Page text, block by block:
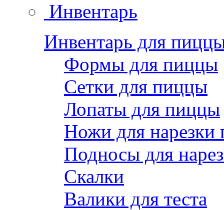
Инвентарь
Инвентарь для
Формы для пиццы
Сетки для пиццы
Лопаты для пиццы
Ножи для нарезки
Подносы для
Скалки
Валики для теста